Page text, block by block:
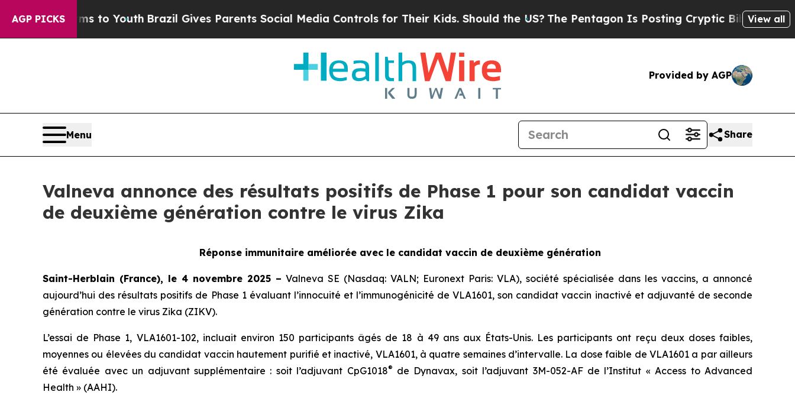
AGP PICKS
to YouthBrazil Gives Parents Social Media Controls for Their Kids. Should the US?The Pentagon Is Posting Cryptic Biblical Messages on
View all
Provided by AGP
Menu Share
Valneva annonce des résultats positifs de Phase 1 pour son candidat vaccin
de deuxième génération contre le virus Zika
Réponse immunitaire améliorée avec le candidat vaccin de deuxième génération
Saint-Herblain (France), le 4 novembre 2025 – Valneva SE (Nasdaq: VALN; Euronext Paris: VLA), société spécialisée dans les vaccins, a annoncé
aujourd’hui des résultats positifs de Phase 1 évaluant l’innocuité et l’immunogénicité de VLA1601, son candidat vaccin inactivé et adjuvanté de seconde
génération contre le virus Zika (ZIKV).
L’essai de Phase 1, VLA1601-102, incluait environ 150 participants âgés de 18 à 49 ans aux États-Unis. Les participants ont reçu deux doses faibles,
moyennes ou élevées du candidat vaccin hautement purifié et inactivé, VLA1601, à quatre semaines d’intervalle. La dose faible de VLA1601 a par ailleurs
été évaluée avec un adjuvant supplémentaire : soit l’adjuvant CpG1018® de Dynavax, soit l’adjuvant 3M-052-AF de l’Institut « Access to Advanced
Health » (AAHI).